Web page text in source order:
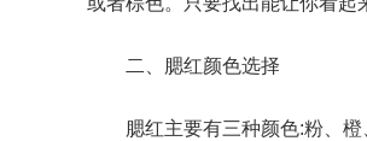
二、腮红颜色选择
腮红主要有三种颜色:粉、